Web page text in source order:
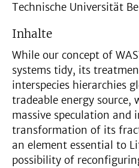
Technische Universität
Inhalte
While our concept of
systems tidy, its
interspecies hierarchies
tradeable energy source,
massive speculation and
transformation of its
an element essential to
possibility of